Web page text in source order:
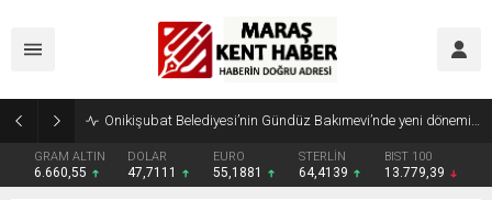
Geleneksel Ağustos Fuarı’nda Madrigal Coşkusu
GRAM ALTIN
6.660,55
DOLAR
47,7111
EURO
55,1881
STERLİN
64,4139
BIST 100
13.779,39